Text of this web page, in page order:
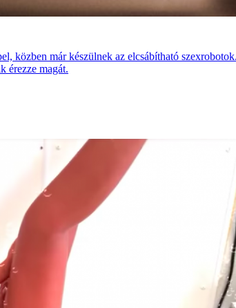
közben már készülnek az elcsábítható
érezze magát.